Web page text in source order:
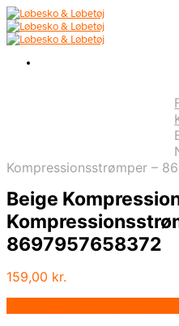
Kompressionsstrømper –
Beige
8697957658372
159,00 kr.